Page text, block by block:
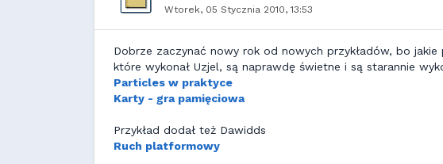
Wtorek, 05 Stycznia 2010, 13:53
Dobrze zaczynać nowy rok od nowych przykładów, bo
które wykonał Uzjel, są naprawdę świetne i są starannie
Particles w praktyce
Karty - gra pamięciowa
Przykład dodał też Dawidds
Ruch platformowy